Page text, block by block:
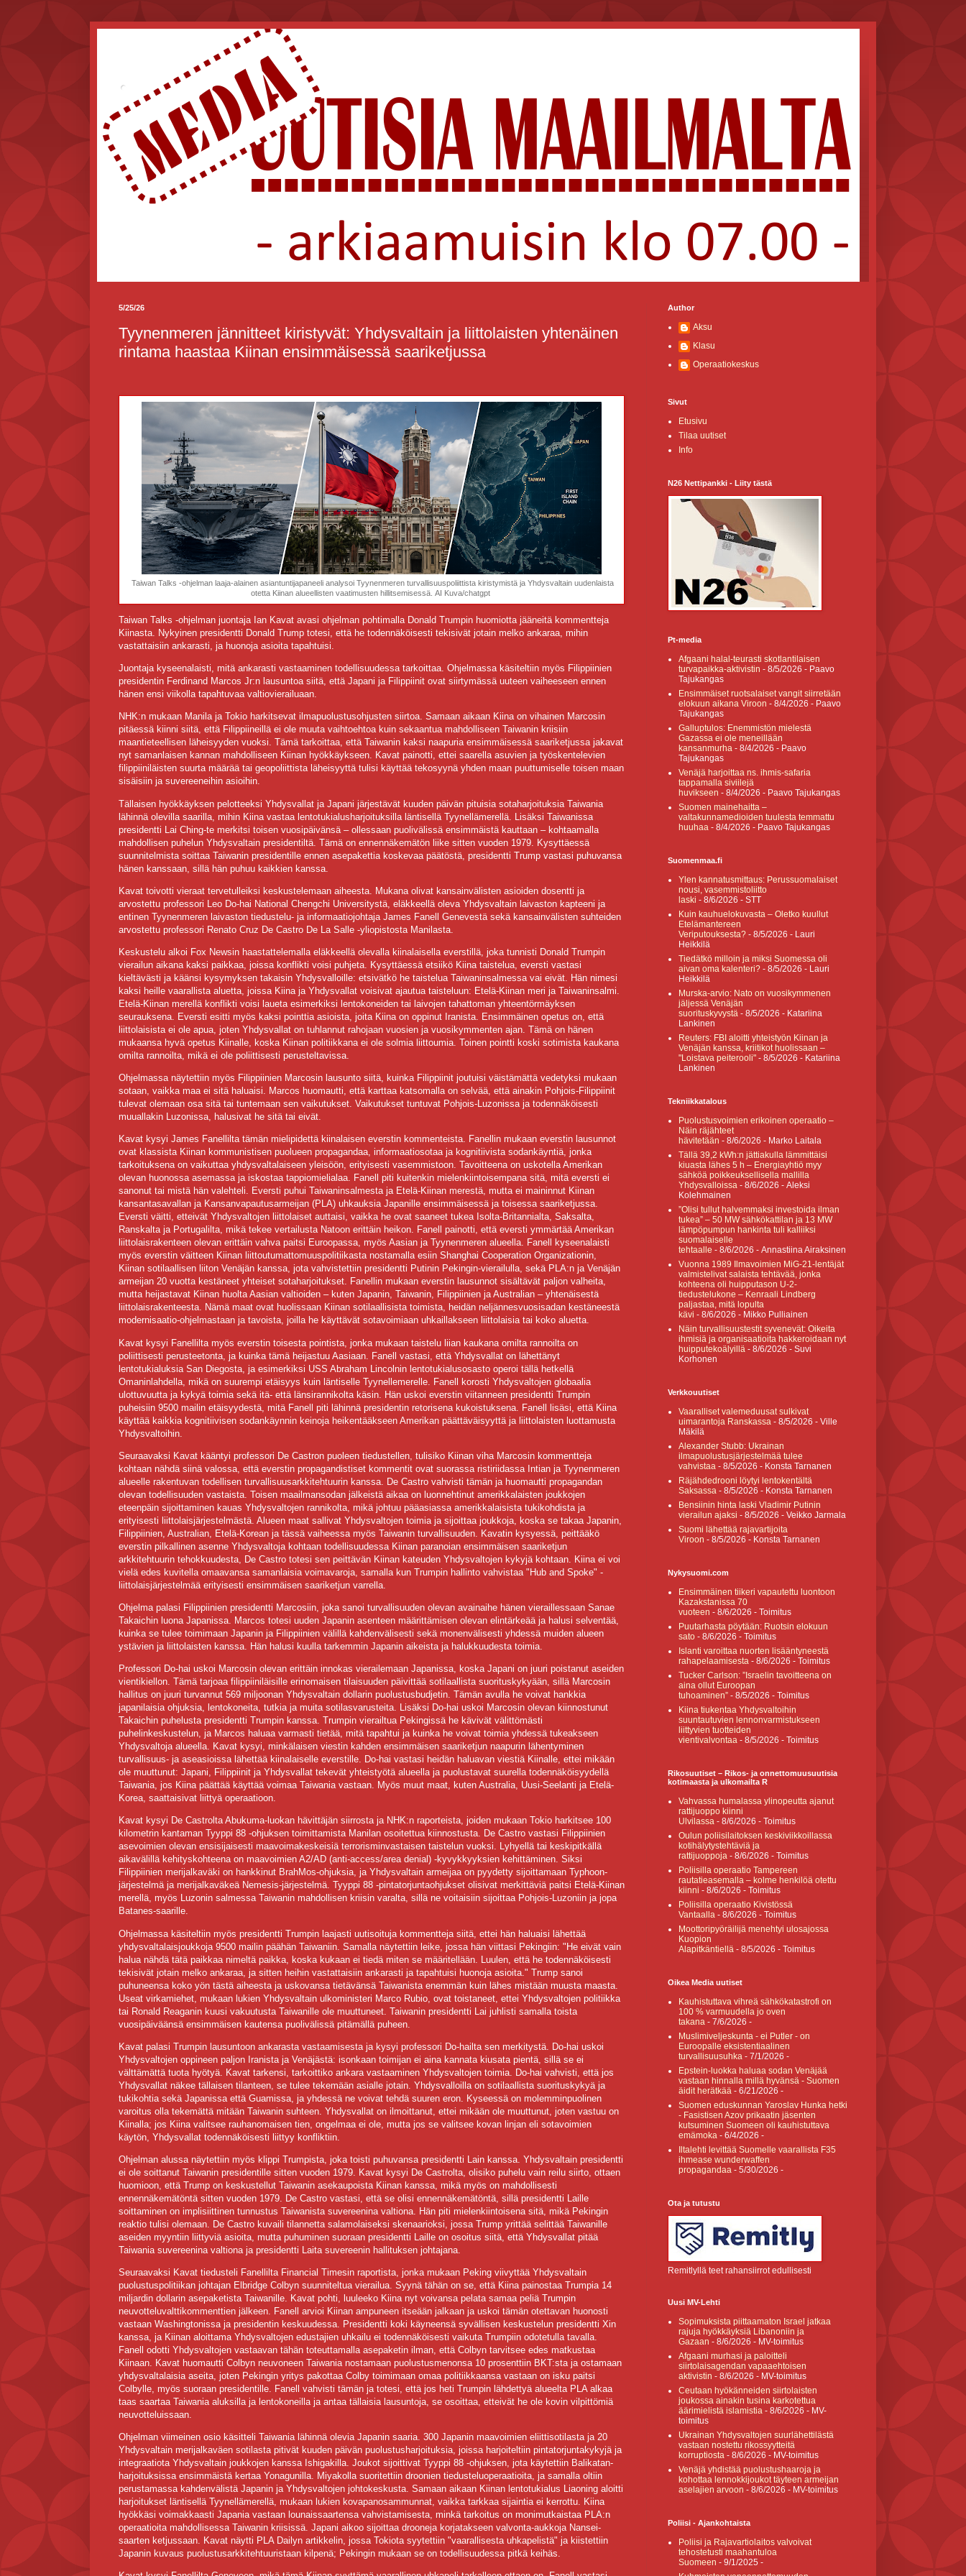
.
5/25/26
Tyynenmeren jännitteet kiristyvät: Yhdysvaltain ja liittolaisten yhtenäinen
rintama haastaa Kiinan ensimmäisessä saariketjussa
Taiwan Talks -ohjelman laaja-alainen asiantuntijapaneeli analysoi Tyynenmeren turvallisuuspoliittista kiristymistä ja Yhdysvaltain uudenlaista
otetta Kiinan alueellisten vaatimusten hillitsemisessä. AI Kuva/chatgpt
Taiwan Talks -ohjelman juontaja Ian Kavat avasi ohjelman pohtimalla Donald Trumpin huomiotta jääneitä kommentteja
Kiinasta. Nykyinen presidentti Donald Trump totesi, että he todennäköisesti tekisivät jotain melko ankaraa, mihin
vastattaisiin ankarasti, ja huonoja asioita tapahtuisi.
Juontaja kyseenalaisti, mitä ankarasti vastaaminen todellisuudessa tarkoittaa. Ohjelmassa käsiteltiin myös Filippiinien
presidentin Ferdinand Marcos Jr:n lausuntoa siitä, että Japani ja Filippiinit ovat siirtymässä uuteen vaiheeseen ennen
hänen ensi viikolla tapahtuvaa valtiovierailuaan.
NHK:n mukaan Manila ja Tokio harkitsevat ilmapuolustusohjusten siirtoa. Samaan aikaan Kiina on vihainen Marcosin
pitäessä kiinni siitä, että Filippiineillä ei ole muuta vaihtoehtoa kuin sekaantua mahdolliseen Taiwanin kriisiin
maantieteellisen läheisyyden vuoksi. Tämä tarkoittaa, että Taiwanin kaksi naapuria ensimmäisessä saariketjussa jakavat
nyt samanlaisen kannan mahdolliseen Kiinan hyökkäykseen. Kavat painotti, ettei saarella asuvien ja työskentelevien
filippiiniläisten suurta määrää tai geopoliittista läheisyyttä tulisi käyttää tekosyynä yhden maan puuttumiselle toisen maan
sisäisiin ja suvereeneihin asioihin.
Tällaisen hyökkäyksen pelotteeksi Yhdysvallat ja Japani järjestävät kuuden päivän pituisia sotaharjoituksia Taiwania
lähinnä olevilla saarilla, mihin Kiina vastaa lentotukialusharjoituksilla läntisellä Tyynellämerellä. Lisäksi Taiwanissa
presidentti Lai Ching-te merkitsi toisen vuosipäivänsä – ollessaan puolivälissä ensimmäistä kauttaan – kohtaamalla
mahdollisen puhelun Yhdysvaltain presidentiltä. Tämä on ennennäkemätön liike sitten vuoden 1979. Kysyttäessä
suunnitelmista soittaa Taiwanin presidentille ennen asepakettia koskevaa päätöstä, presidentti Trump vastasi puhuvansa
hänen kanssaan, sillä hän puhuu kaikkien kanssa.
Kavat toivotti vieraat tervetulleiksi keskustelemaan aiheesta. Mukana olivat kansainvälisten asioiden dosentti ja
arvostettu professori Leo Do-hai National Chengchi Universitystä, eläkkeellä oleva Yhdysvaltain laivaston kapteeni ja
entinen Tyynenmeren laivaston tiedustelu- ja informaatiojohtaja James Fanell Genevestä sekä kansainvälisten suhteiden
arvostettu professori Renato Cruz De Castro De La Salle -yliopistosta Manilasta.
Keskustelu alkoi Fox Newsin haastattelemalla eläkkeellä olevalla kiinalaisella everstillä, joka tunnisti Donald Trumpin
vierailun aikana kaksi paikkaa, joissa konflikti voisi puhjeta. Kysyttäessä etsiikö Kiina taistelua, eversti vastasi
kieltävästi ja käänsi kysymyksen takaisin Yhdysvalloille: etsivätkö he taistelua Taiwaninsalmessa vai eivät. Hän nimesi
kaksi heille vaarallista aluetta, joissa Kiina ja Yhdysvallat voisivat ajautua taisteluun: Etelä-Kiinan meri ja Taiwaninsalmi.
Etelä-Kiinan merellä konflikti voisi laueta esimerkiksi lentokoneiden tai laivojen tahattoman yhteentörmäyksen
seurauksena. Eversti esitti myös kaksi pointtia asioista, joita Kiina on oppinut Iranista. Ensimmäinen opetus on, että
liittolaisista ei ole apua, joten Yhdysvallat on tuhlannut rahojaan vuosien ja vuosikymmenten ajan. Tämä on hänen
mukaansa hyvä opetus Kiinalle, koska Kiinan politiikkana ei ole solmia liittoumia. Toinen pointti koski sotimista kaukana
omilta rannoilta, mikä ei ole poliittisesti perusteltavissa.
Ohjelmassa näytettiin myös Filippiinien Marcosin lausunto siitä, kuinka Filippiinit joutuisi väistämättä vedetyksi mukaan
sotaan, vaikka maa ei sitä haluaisi. Marcos huomautti, että karttaa katsomalla on selvää, että ainakin Pohjois-Filippiinit
tulevat olemaan osa sitä tai tuntemaan sen vaikutukset. Vaikutukset tuntuvat Pohjois-Luzonissa ja todennäköisesti
muuallakin Luzonissa, halusivat he sitä tai eivät.
Kavat kysyi James Fanellilta tämän mielipidettä kiinalaisen everstin kommenteista. Fanellin mukaan everstin lausunnot
ovat klassista Kiinan kommunistisen puolueen propagandaa, informaatiosotaa ja kognitiivista sodankäyntiä, jonka
tarkoituksena on vaikuttaa yhdysvaltalaiseen yleisöön, erityisesti vasemmistoon. Tavoitteena on uskotella Amerikan
olevan huonossa asemassa ja iskostaa tappiomielialaa. Fanell piti kuitenkin mielenkiintoisempana sitä, mitä eversti ei
sanonut tai mistä hän valehteli. Eversti puhui Taiwaninsalmesta ja Etelä-Kiinan merestä, mutta ei maininnut Kiinan
kansantasavallan ja Kansanvapautusarmeijan (PLA) uhkauksia Japanille ensimmäisessä ja toisessa saariketjussa.
Eversti väitti, etteivät Yhdysvaltojen liittolaiset auttaisi, vaikka he ovat saaneet tukea Isolta-Britannialta, Saksalta,
Ranskalta ja Portugalilta, mikä tekee vertailusta Natoon erittäin heikon. Fanell painotti, että eversti ymmärtää Amerikan
liittolaisrakenteen olevan erittäin vahva paitsi Euroopassa, myös Aasian ja Tyynenmeren alueella. Fanell kyseenalaisti
myös everstin väitteen Kiinan liittoutumattomuuspolitiikasta nostamalla esiin Shanghai Cooperation Organizationin,
Kiinan sotilaallisen liiton Venäjän kanssa, jota vahvistettiin presidentti Putinin Pekingin-vierailulla, sekä PLA:n ja Venäjän
armeijan 20 vuotta kestäneet yhteiset sotaharjoitukset. Fanellin mukaan everstin lausunnot sisältävät paljon valheita,
mutta heijastavat Kiinan huolta Aasian valtioiden – kuten Japanin, Taiwanin, Filippiinien ja Australian – yhtenäisestä
liittolaisrakenteesta. Nämä maat ovat huolissaan Kiinan sotilaallisista toimista, heidän neljännesvuosisadan kestäneestä
modernisaatio-ohjelmastaan ja tavoista, joilla he käyttävät sotavoimiaan uhkaillakseen liittolaisia tai koko aluetta.
Kavat kysyi Fanellilta myös everstin toisesta pointista, jonka mukaan taistelu liian kaukana omilta rannoilta on
poliittisesti perusteetonta, ja kuinka tämä heijastuu Aasiaan. Fanell vastasi, että Yhdysvallat on lähettänyt
lentotukialuksia San Diegosta, ja esimerkiksi USS Abraham Lincolnin lentotukialusosasto operoi tällä hetkellä
Omaninlahdella, mikä on suurempi etäisyys kuin läntiselle Tyynellemerelle. Fanell korosti Yhdysvaltojen globaalia
ulottuvuutta ja kykyä toimia sekä itä- että länsirannikolta käsin. Hän uskoi everstin viitanneen presidentti Trumpin
puheisiin 9500 mailin etäisyydestä, mitä Fanell piti lähinnä presidentin retorisena kukoistuksena. Fanell lisäsi, että Kiina
käyttää kaikkia kognitiivisen sodankäynnin keinoja heikentääkseen Amerikan päättäväisyyttä ja liittolaisten luottamusta
Yhdysvaltoihin.
Seuraavaksi Kavat kääntyi professori De Castron puoleen tiedustellen, tulisiko Kiinan viha Marcosin kommentteja
kohtaan nähdä siinä valossa, että everstin propagandistiset kommentit ovat suorassa ristiriidassa Intian ja Tyynenmeren
alueelle rakentuvan todellisen turvallisuusarkkitehtuurin kanssa. De Castro vahvisti tämän ja huomautti propagandan
olevan todellisuuden vastaista. Toisen maailmansodan jälkeistä aikaa on luonnehtinut amerikkalaisten joukkojen
eteenpäin sijoittaminen kauas Yhdysvaltojen rannikolta, mikä johtuu pääasiassa amerikkalaisista tukikohdista ja
erityisesti liittolaisjärjestelmästä. Alueen maat sallivat Yhdysvaltojen toimia ja sijoittaa joukkoja, koska se takaa Japanin,
Filippiinien, Australian, Etelä-Korean ja tässä vaiheessa myös Taiwanin turvallisuuden. Kavatin kysyessä, peittääkö
everstin pilkallinen asenne Yhdysvaltoja kohtaan todellisuudessa Kiinan paranoian ensimmäisen saariketjun
arkkitehtuurin tehokkuudesta, De Castro totesi sen peittävän Kiinan kateuden Yhdysvaltojen kykyjä kohtaan. Kiina ei voi
vielä edes kuvitella omaavansa samanlaisia voimavaroja, samalla kun Trumpin hallinto vahvistaa "Hub and Spoke" -
liittolaisjärjestelmää erityisesti ensimmäisen saariketjun varrella.
Ohjelma palasi Filippiinien presidentti Marcosiin, joka sanoi turvallisuuden olevan avainaihe hänen vieraillessaan Sanae
Takaichin luona Japanissa. Marcos totesi uuden Japanin asenteen määrittämisen olevan elintärkeää ja halusi selventää,
kuinka se tulee toimimaan Japanin ja Filippiinien välillä kahdenvälisesti sekä monenvälisesti yhdessä muiden alueen
ystävien ja liittolaisten kanssa. Hän halusi kuulla tarkemmin Japanin aikeista ja halukkuudesta toimia.
Professori Do-hai uskoi Marcosin olevan erittäin innokas vierailemaan Japanissa, koska Japani on juuri poistanut aseiden
vientikiellon. Tämä tarjoaa filippiiniläisille erinomaisen tilaisuuden päivittää sotilaallista suorituskykyään, sillä Marcosin
hallitus on juuri turvannut 569 miljoonan Yhdysvaltain dollarin puolustusbudjetin. Tämän avulla he voivat hankkia
japanilaisia ohjuksia, lentokoneita, tutkia ja muita sotilasvarusteita. Lisäksi Do-hai uskoi Marcosin olevan kiinnostunut
Takaichin puhelusta presidentti Trumpin kanssa. Trumpin vierailtua Pekingissä he kävivät välittömästi
puhelinkeskustelun, ja Marcos haluaa varmasti tietää, mitä tapahtui ja kuinka he voivat toimia yhdessä tukeakseen
Yhdysvaltoja alueella. Kavat kysyi, minkälaisen viestin kahden ensimmäisen saariketjun naapurin lähentyminen
turvallisuus- ja aseasioissa lähettää kiinalaiselle everstille. Do-hai vastasi heidän haluavan viestiä Kiinalle, ettei mikään
ole muuttunut: Japani, Filippiinit ja Yhdysvallat tekevät yhteistyötä alueella ja puolustavat suurella todennäköisyydellä
Taiwania, jos Kiina päättää käyttää voimaa Taiwania vastaan. Myös muut maat, kuten Australia, Uusi-Seelanti ja Etelä-
Korea, saattaisivat liittyä operaatioon.
Kavat kysyi De Castrolta Abukuma-luokan hävittäjän siirrosta ja NHK:n raporteista, joiden mukaan Tokio harkitsee 100
kilometrin kantaman Tyyppi 88 -ohjuksen toimittamista Manilan osoitettua kiinnostusta. De Castro vastasi Filippiinien
asevoimien olevan ensisijaisesti maavoimakeskeisiä terrorisminvastaisen taistelun vuoksi. Lyhyellä tai keskipitkällä
aikavälillä kehityskohteena on maavoimien A2/AD (anti-access/area denial) -kyvykkyyksien kehittäminen. Siksi
Filippiinien merijalkaväki on hankkinut BrahMos-ohjuksia, ja Yhdysvaltain armeijaa on pyydetty sijoittamaan Typhoon-
järjestelmä ja merijalkaväkeä Nemesis-järjestelmä. Tyyppi 88 -pintatorjuntaohjukset olisivat merkittäviä paitsi Etelä-Kiinan
merellä, myös Luzonin salmessa Taiwanin mahdollisen kriisin varalta, sillä ne voitaisiin sijoittaa Pohjois-Luzoniin ja jopa
Batanes-saarille.
Ohjelmassa käsiteltiin myös presidentti Trumpin laajasti uutisoituja kommentteja siitä, ettei hän haluaisi lähettää
yhdysvaltalaisjoukkoja 9500 mailin päähän Taiwaniin. Samalla näytettiin leike, jossa hän viittasi Pekingiin: "He eivät vain
halua nähdä tätä paikkaa nimeltä paikka, koska kukaan ei tiedä miten se määritellään. Luulen, että he todennäköisesti
tekisivät jotain melko ankaraa, ja sitten heihin vastattaisiin ankarasti ja tapahtuisi huonoja asioita." Trump sanoi
puhuneensa koko yön tästä aiheesta ja uskovansa tietävänsä Taiwanista enemmän kuin lähes mistään muusta maasta.
Useat virkamiehet, mukaan lukien Yhdysvaltain ulkoministeri Marco Rubio, ovat toistaneet, ettei Yhdysvaltojen politiikka
tai Ronald Reaganin kuusi vakuutusta Taiwanille ole muuttuneet. Taiwanin presidentti Lai juhlisti samalla toista
vuosipäiväänsä ensimmäisen kautensa puolivälissä pitämällä puheen.
Kavat palasi Trumpin lausuntoon ankarasta vastaamisesta ja kysyi professori Do-hailta sen merkitystä. Do-hai uskoi
Yhdysvaltojen oppineen paljon Iranista ja Venäjästä: isonkaan toimijan ei aina kannata kiusata pientä, sillä se ei
välttämättä tuota hyötyä. Kavat tarkensi, tarkoittiko ankara vastaaminen Yhdysvaltojen toimia. Do-hai vahvisti, että jos
Yhdysvallat näkee tällaisen tilanteen, se tulee tekemään asialle jotain. Yhdysvalloilla on sotilaallista suorituskykyä ja
tukikohtia sekä Japanissa että Guamissa, ja yhdessä ne voivat tehdä suuren eron. Kyseessä on molemminpuolinen
varoitus olla tekemättä mitään Taiwanin suhteen. Yhdysvallat on ilmoittanut, ettei mikään ole muuttunut, joten vastuu on
Kiinalla; jos Kiina valitsee rauhanomaisen tien, ongelmaa ei ole, mutta jos se valitsee kovan linjan eli sotavoimien
käytön, Yhdysvallat todennäköisesti liittyy konfliktiin.
Ohjelman alussa näytettiin myös klippi Trumpista, joka toisti puhuvansa presidentti Lain kanssa. Yhdysvaltain presidentti
ei ole soittanut Taiwanin presidentille sitten vuoden 1979. Kavat kysyi De Castrolta, olisiko puhelu vain reilu siirto, ottaen
huomioon, että Trump on keskustellut Taiwanin asekaupoista Kiinan kanssa, mikä myös on mahdollisesti
ennennäkemätöntä sitten vuoden 1979. De Castro vastasi, että se olisi ennennäkemätöntä, sillä presidentti Laille
soittaminen on implisiittinen tunnustus Taiwanista suvereenina valtiona. Hän piti mielenkiintoisena sitä, mikä Pekingin
reaktio tulisi olemaan. De Castro kuvaili tilannetta salamolaiseksi skenaarioksi, jossa Trump yrittää selittää Taiwanille
aseiden myyntiin liittyviä asioita, mutta puhuminen suoraan presidentti Laille on osoitus siitä, että Yhdysvallat pitää
Taiwania suvereenina valtiona ja presidentti Laita suvereenin hallituksen johtajana.
Seuraavaksi Kavat tiedusteli Fanellilta Financial Timesin raportista, jonka mukaan Peking viivyttää Yhdysvaltain
puolustuspolitiikan johtajan Elbridge Colbyn suunniteltua vierailua. Syynä tähän on se, että Kiina painostaa Trumpia 14
miljardin dollarin asepaketista Taiwanille. Kavat pohti, luuleeko Kiina nyt voivansa pelata samaa peliä Trumpin
neuvotteluvalttikommenttien jälkeen. Fanell arvioi Kiinan ampuneen itseään jalkaan ja uskoi tämän otettavan huonosti
vastaan Washingtonissa ja presidentin keskuudessa. Presidentti koki käyneensä syvällisen keskustelun presidentti Xin
kanssa, ja Kiinan aloittama Yhdysvaltojen edustajien uhkailu ei todennäköisesti vaikuta Trumpiin odotetulla tavalla.
Fanell odotti Yhdysvaltojen vastaavan tähän toteuttamalla asepaketin ilman, että Colbyn tarvitsee edes matkustaa
Kiinaan. Kavat huomautti Colbyn neuvoneen Taiwania nostamaan puolustusmenonsa 10 prosenttiin BKT:sta ja ostamaan
yhdysvaltalaisia aseita, joten Pekingin yritys pakottaa Colby toimimaan omaa politiikkaansa vastaan on isku paitsi
Colbylle, myös suoraan presidentille. Fanell vahvisti tämän ja totesi, että jos heti Trumpin lähdettyä alueelta PLA alkaa
taas saartaa Taiwania aluksilla ja lentokoneilla ja antaa tällaisia lausuntoja, se osoittaa, etteivät he ole kovin vilpittömiä
neuvotteluissaan.
Ohjelman viimeinen osio käsitteli Taiwania lähinnä olevia Japanin saaria. 300 Japanin maavoimien eliittisotilasta ja 20
Yhdysvaltain merijalkaväen sotilasta pitivät kuuden päivän puolustusharjoituksia, joissa harjoiteltiin pintatorjuntakykyjä ja
integraatiota Yhdysvaltain joukkojen kanssa Ishigakilla. Joukot sijoittivat Tyyppi 88 -ohjuksen, jota käytettiin Balikatan-
harjoituksissa ensimmäistä kertaa Yonagunilla. Miyakolla suoritettiin droonien tiedusteluoperaatioita, ja samalla oltiin
perustamassa kahdenvälistä Japanin ja Yhdysvaltojen johtokeskusta. Samaan aikaan Kiinan lentotukialus Liaoning aloitti
harjoitukset läntisellä Tyynellämerellä, mukaan lukien kovapanosammunnat, vaikka tarkkaa sijaintia ei kerrottu. Kiina
hyökkäsi voimakkaasti Japania vastaan lounaissaartensa vahvistamisesta, minkä tarkoitus on monimutkaistaa PLA:n
operaatioita mahdollisessa Taiwanin kriisissä. Japani aikoo sijoittaa drooneja korjatakseen valvonta-aukkoja Nansei-
saarten ketjussaan. Kavat näytti PLA Dailyn artikkelin, jossa Tokiota syytettiin "vaarallisesta uhkapelistä" ja kiistettiin
Japanin kuvaus puolustusarkkitehtuuristaan kilpenä; Pekingin mukaan se on todellisuudessa pitkä keihäs.
Author
Aksu
Klasu
Operaatiokeskus
Sivut
Etusivu
Tilaa uutiset
Info
N26 Nettipankki - Liity tästä
Pt-media
Afgaani halal-teurasti skotlantilaisen
turvapaikka-aktivistin - 8/5/2026 - Paavo
Tajukangas
Ensimmäiset ruotsalaiset vangit siirretään
elokuun aikana Viroon - 8/4/2026 - Paavo
Tajukangas
Galluptulos: Enemmistön mielestä
Gazassa ei ole meneillään
kansanmurha - 8/4/2026 - Paavo
Tajukangas
Venäjä harjoittaa ns. ihmis-safaria
tappamalla siviilejä
huvikseen - 8/4/2026 - Paavo Tajukangas
Suomen mainehaitta –
valtakunnamedioiden tuulesta temmattu
huuhaa - 8/4/2026 - Paavo Tajukangas
Suomenmaa.fi
Ylen kannatusmittaus: Perussuomalaiset
nousi, vasemmistoliitto
laski - 8/6/2026 - STT
Kuin kauhuelokuvasta – Oletko kuullut
Etelämantereen
Veriputouksesta? - 8/5/2026 - Lauri
Heikkilä
Tiedätkö milloin ja miksi Suomessa oli
aivan oma kalenteri? - 8/5/2026 - Lauri
Heikkilä
Murska-arvio: Nato on vuosikymmenen
jäljessä Venäjän
suorituskyvystä - 8/5/2026 - Katariina
Lankinen
Reuters: FBI aloitti yhteistyön Kiinan ja
Venäjän kanssa, kriitikot huolissaan –
"Loistava peiterooli" - 8/5/2026 - Katariina
Lankinen
Tekniikkatalous
Puolustusvoimien erikoinen operaatio –
Näin räjähteet
hävitetään - 8/6/2026 - Marko Laitala
Tällä 39,2 kWh:n jättiakulla lämmittäisi
kiuasta lähes 5 h – Energiayhtiö myy
sähköä poikkeuksellisella mallilla
Yhdysvalloissa - 8/6/2026 - Aleksi
Kolehmainen
”Olisi tullut halvemmaksi investoida ilman
tukea” – 50 MW sähkökattilan ja 13 MW
lämpöpumpun hankinta tuli kalliiksi
suomalaiselle
tehtaalle - 8/6/2026 - Annastiina Airaksinen
Vuonna 1989 Ilmavoimien MiG-21-lentäjät
valmistelivat salaista tehtävää, jonka
kohteena oli huipputason U-2-
tiedustelukone – Kenraali Lindberg
paljastaa, mitä lopulta
kävi - 8/6/2026 - Mikko Pulliainen
Näin turvallisuustestit syvenevät: Oikeita
ihmisiä ja organisaatioita hakkeroidaan nyt
huipputekoälyillä - 8/6/2026 - Suvi
Korhonen
Verkkouutiset
Vaaralliset valemeduusat sulkivat
uimarantoja Ranskassa - 8/5/2026 - Ville
Mäkilä
Alexander Stubb: Ukrainan
ilmapuolustusjärjestelmää tulee
vahvistaa - 8/5/2026 - Konsta Tarnanen
Räjähdedrooni löytyi lentokentältä
Saksassa - 8/5/2026 - Konsta Tarnanen
Bensiinin hinta laski Vladimir Putinin
vierailun ajaksi - 8/5/2026 - Veikko Jarmala
Suomi lähettää rajavartijoita
Viroon - 8/5/2026 - Konsta Tarnanen
Nykysuomi.com
Ensimmäinen tiikeri vapautettu luontoon
Kazakstanissa 70
vuoteen - 8/6/2026 - Toimitus
Puutarhasta pöytään: Ruotsin elokuun
sato - 8/6/2026 - Toimitus
Islanti varoittaa nuorten lisääntyneestä
rahapelaamisesta - 8/6/2026 - Toimitus
Tucker Carlson: ”Israelin tavoitteena on
aina ollut Euroopan
tuhoaminen” - 8/5/2026 - Toimitus
Kiina tiukentaa Yhdysvaltoihin
suuntautuvien lennonvarmistukseen
liittyvien tuotteiden
vientivalvontaa - 8/5/2026 - Toimitus
Rikosuutiset – Rikos- ja onnettomuusuutisia
kotimaasta ja ulkomailta R
Vahvassa humalassa ylinopeutta ajanut
rattijuoppo kiinni
Ulvilassa - 8/6/2026 - Toimitus
Oulun poliisilaitoksen keskiviikkoillassa
kotihälytystehtäviä ja
rattijuoppoja - 8/6/2026 - Toimitus
Poliisilla operaatio Tampereen
rautatieasemalla – kolme henkilöä otettu
kiinni - 8/6/2026 - Toimitus
Poliisilla operaatio Kivistössä
Vantaalla - 8/6/2026 - Toimitus
Moottoripyöräilijä menehtyi ulosajossa
Kuopion
Alapitkäntiellä - 8/5/2026 - Toimitus
Oikea Media uutiset
Kauhistuttava vihreä sähkökatastrofi on
100 % varmuudella jo oven
takana - 7/6/2026 -
Muslimiveljeskunta - ei Putler - on
Euroopalle eksistentiaalinen
turvallisuusuhka - 7/1/2026 -
Epstein-luokka haluaa sodan Venäjää
vastaan hinnalla millä hyvänsä - Suomen
äidit herätkää - 6/21/2026 -
Suomen eduskunnan Yaroslav Hunka hetki
- Fasistisen Azov prikaatin jäsenten
kutsuminen Suomeen oli kauhistuttava
emämoka - 6/4/2026 -
Iltalehti levittää Suomelle vaarallista F35
ihmease wunderwaffen
propagandaa - 5/30/2026 -
Ota ja tutustu
Remitlyllä teet rahansiirrot edullisesti
Uusi MV-Lehti
Sopimuksista piittaamaton Israel jatkaa
rajuja hyökkäyksiä Libanoniin ja
Gazaan - 8/6/2026 - MV-toimitus
Afgaani murhasi ja paloitteli
siirtolaisagendan vapaaehtoisen
aktivistin - 8/6/2026 - MV-toimitus
Ceutaan hyökänneiden siirtolaisten
joukossa ainakin tusina karkotettua
äärimielistä islamistia - 8/6/2026 - MV-
toimitus
Ukrainan Yhdysvaltojen suurlähettilästä
vastaan nostettu rikossyytteitä
korruptiosta - 8/6/2026 - MV-toimitus
Venäjä yhdistää puolustushaaroja ja
kohottaa lennokkijoukot täyteen armeijan
aselajien arvoon - 8/6/2026 - MV-toimitus
Poliisi - Ajankohtaista
Poliisi ja Rajavartiolaitos valvoivat
tehostetusti maahantuloa
Suomeen - 9/1/2025 -